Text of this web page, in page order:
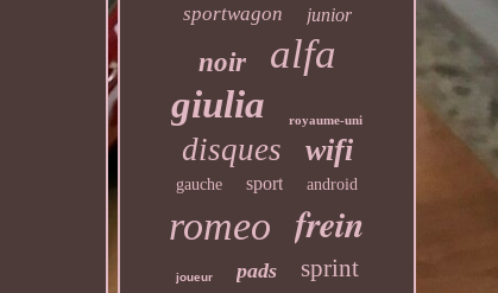
sportwagon junior
noir alfa
giulia royaume-uni
disques wifi
gauche sport android
romeo frein
joueur pads sprint